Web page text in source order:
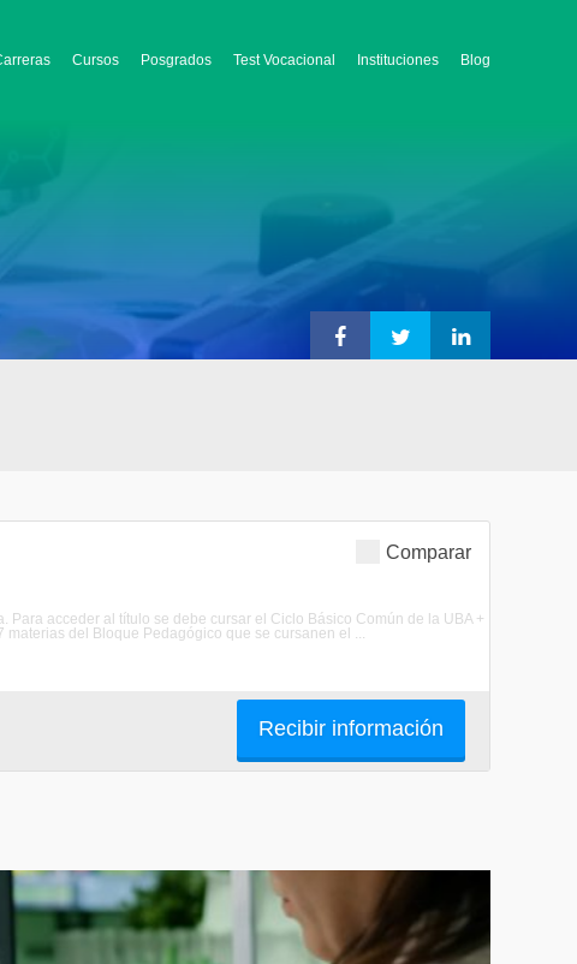
Cursos Posgrados Test Vocacional Instituciones Blog
Comparar
acceder al título se debe cursar el Ciclo Básico Común de la UBA +
del Bloque Pedagógico que se cursanen el ...
Recibir información